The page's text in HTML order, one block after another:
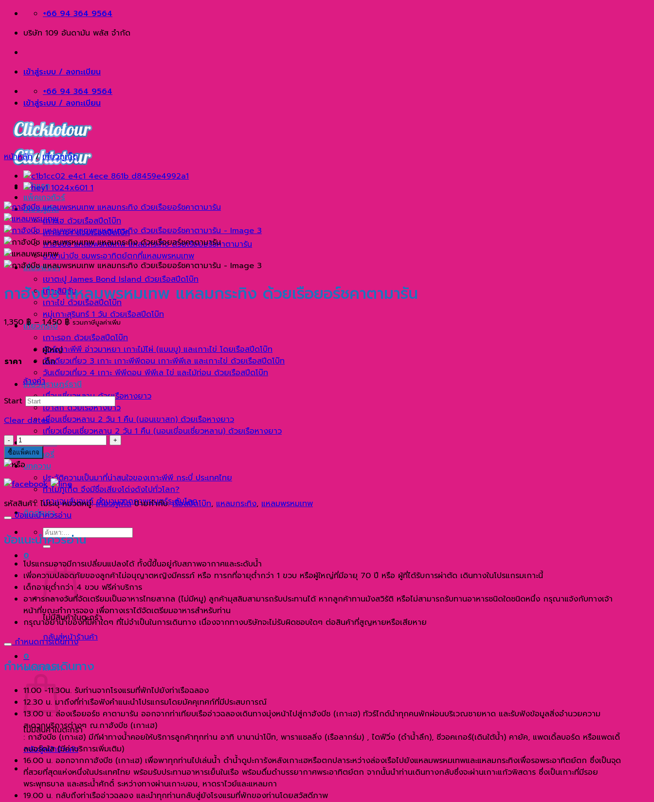
Skip
content
+66 94 364 9564
บริษัท 109 อันดามัน พลัส จำกัด
เข้าสู่ระบบ / ลงทะเบียน
+66 94 364 9564
เข้าสู่ระบบ / ลงทะเบียน
หน้าแรก
แพ็คเกจทัวร์
เที่ยวภูเก็ต
เกาะเฮ ด้วยเรือสปีดโบ๊ท
เกาะราชา ด้วยเรือสปีดโบ๊ท
กาฮังบีช แหลมพรหมเทพ แหลมกระทิง ด้วยเรือยอร์ชคาตามารัน
บานาน่าบีช ชมพระอาทิตย์ตกที่แหลมพรหมเทพ
เที่ยวพังงา
เขาตะปู James Bond Island ด้วยเรือสปีดโบ๊ท
เกาะสิมิลัน
เกาะไข่ ด้วยเรือสปีดโบ๊ท
หมู่เกาะสุรินทร์ 1 วัน ด้วยเรือสปีดโบ๊ท
เที่ยวกระบี่
เกาะรอก ด้วยเรือสปีดโบ๊ท
ทัวร์เกาะพีพี อ่าวมาหยา เกาะไม้ไผ่ (แบมบู) และเกาะไข่ โดยเรือสปีดโบ๊ท
วันเดียวเที่ยว 3 เกาะ เกาะพีพีดอน เกาะพีพีเล และเกาะไข่ ด้วยเรือสปีดโบ๊ท
วันเดียวเที่ยว 4 เกาะ พีพีดอน พีพีเล ไข่ และไม้ท่อน ด้วยเรือสปีดโบ๊ท
เที่ยวสุราษฎร์ธานี
เขื่อนเชี่ยวหลาน ด้วยเรือหางยาว
เขาสก ด้วยเรือหางยาว
เขื่อนเชี่ยวหลาน 2 วัน 1 คืน (นอนเขาสก) ด้วยเรือหางยาว
เที่ยวเขื่อนเชี่ยวหลาน 2 วัน 1 คืน (นอนเขี่อนเชี่ยวหลาน) ด้วยเรือหางยาว
รับจัดทัวร์
แกลเลอรี่
บทความ
ประวัติความเป็นมาที่น่าสนใจของเกาะพีพี กระบี่ ประเทศไทย
ทำไมภูเก็ต จึงมีชื่อเสียงโด่งดังไปทั่วโลก?
เกาะเจมส์บอนด์ ตำนานฉากภาพยนตร์ระดับโลก
ติดต่อเรา
ค้นหา:
0
ไม่มีสินค้าในตะกร้า
กลับสู่หน้าร้านค้า
0
ตะกร้าสินค้า
ไม่มีสินค้าในตะกร้า
กลับสู่หน้าร้านค้า
หน้าหลัก / เที่ยวภูเก็ต
กาฮังบีช แหลมพรหมเทพ แหลมกระทิง ด้วยเรือยอร์ชคาตามารัน
1,350฿ – 1,450 ฿Price
range:
1,350 ฿
through
1,450 ฿
รวมภาษีมูลค่าเพิ่ม
ราคา
ผู้ใหญ่
เด็ก
ล้างค่า
Start
Clear dates
จำนวน
กาฮัง
บีช
แหลม
พรหม
เทพ
แหลม
กระทิง
ด้วย
เรือ
ยอร์ช
คา
ตา
มา
รัน
ชิ้น
ซื้อแพ็คเกจ
รหัสสินค้า: ไม่ระบุ หมวดหมู่:เที่ยวภูเก็ต ป้ายกำกับ:เรือสปีดโบ๊ท, แหลมกระทิง, แหลมพรหมเทพ
ข้อแนะนำควรอ่าน
ข้อแนะนำควรอ่าน
โปรแกรมอาจมีการเปลี่ยนแปลงได้ ทั้งนี้ขึ้นอยู่กับสภาพอากาศและระดับน้ำ
เพี่อความปลอดภัยของลูกค้าไม่อนุญาตหญิงมีครรภ์ หรือ ทารกที่อายุต่ำกว่า 1 ขวบ หรือผู้ใหญ่ที่มีอายุ 70 ปี หรือ ผู้ที่ได้รับการผ่าตัด เดินทางในโปรแกรมเกาะนี้
เด็กอายุต่ำกว่า 4 ขวบ ฟรีค่าบริการ
อาหารกลางวันที่จัดเตรียมเป็นอาหารไทยสากล (ไม่มีหมู) ลูกค้ามุสลิมสามารถรับประทานได้ หากลูกค้าทานมังสวิรัติ หรือไม่สามารถรับทานอาหารชนิดใดชนิดหนึ่ง กรุณาแจ้งกับทางเจ้า
หน้าที่ขณะทำการจอง เพื่อทางเราได้จัดเตรียมอาหารสำหรับท่าน
กรุณาอย่านำของที่มีค่าใดๆ ที่ไม่จำเป็นในการเดินทาง เนื่องจากทางบริษัทจะไม่รับผิดชอบใดๆ ต่อสินค้าที่สูญหายหรือเสียหาย
กำหนดการเดินทาง
กำหนดการเดินทาง
11.00 -11.30น. รับท่านจากโรงแรมที่พักไปยังท่าเรือฉลอง
12.30 น. มาถึงที่ท่าเรือฟังคำแนะนำโปรแกรมโดยมัคคุเทศก์ที่มีประสบการณ์
13.00 น. ล่องเรือยอร์ช คาตามารัน ออกจากท่าเทียบเรืออ่าวฉลองเดินทางมุ่งหน้าไปสู่กาฮังบีช (เกาะเฮ) ทัวร์ไกด์นำทุกคนพักผ่อนบริเวณชายหาด และรับฟังข้อมูลสิ่งอำนวยความ
สะดวกบริการต่างๆ ณ.กาฮังบีช (เกาะเฮ)
: กาฮังบีช (เกาะเฮ) มีกีฬาทางน้ำคอยให้บริการลูกค้าทุกท่าน อาทิ บานาน่าโบ๊ท, พาราแซลลิ่ง (เรือลากร่ม) , ไดฟ์วิ่ง (ดำน้ำลึก), ซีวอคเกอร์(เดินใต้น้ำ) คายัค, แพดเดิ้ลบอร์ด หรือแพดเดิ้
ลบอร์ดใส (มีค่าบริการเพิ่มเติม)
16.00 น. ออกจากกาฮังบีช (เกาะเฮ) เพื่อพาทุกท่านไปเล่นน้ำ ดำน้ำดูปะการังหลังเกาะเฮหรือตกปลาระหว่างล่องเรือไปยังแหลมพรหมเทพและแหลมกระทิงเพื่อรอพระอาทิตย์ตก ซึ่งเป็นจุด
ที่สวยที่สุดแห่งหนึ่งในประเทศไทย พร้อมรับประทานอาหารเย็นในเรือ พร้อมดื่มดำบรรยากาศพระอาทิตย์ตก จากนั้นนำท่านเดินทางกลับซึ่งจะผ่านเกาะแก้วพิสดาร ซึ่งเป็นเกาะที่มีรอย
พระพุทธบาล และสระน้ำศักดิ์ ระหว่างทางผ่านเกาะบอน, หาดราไวย์และแหลมกา
19.00 น. กลับถึงท่าเรืออ่าวฉลอง และนำทุกท่านกลับสู่ยังโรงแรมที่พักของท่านโดยสวัสดีภาพ